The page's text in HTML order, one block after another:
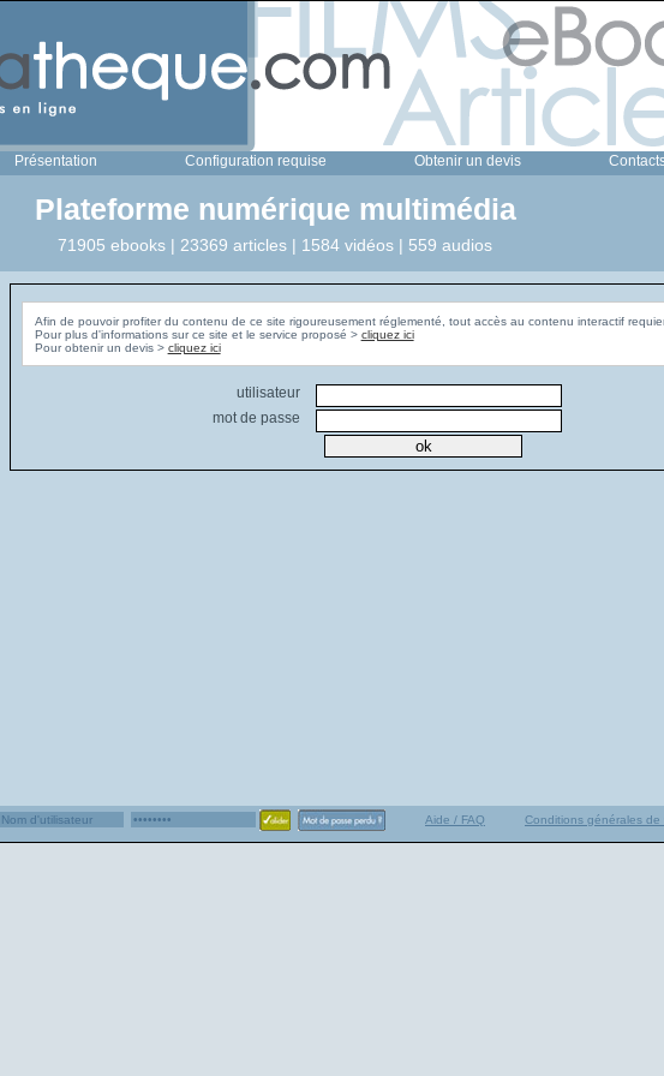
Présentation Configuration requise Obtenir un devis
Plateforme numérique multimédia
71905 ebooks | 23369 articles | 1584 vidéos | 559 audios
Afin de pouvoir profiter du contenu de ce site rigoureusement réglementé, tout accès au contenu interactif
Pour plus d'informations sur ce site et le service proposé > cliquez ici
Pour obtenir un devis > cliquez ici
utilisateur
mot de passe
Aide / FAQ Conditions générales de